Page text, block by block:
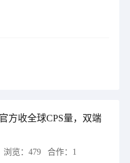
方收全球CPS量，双端
浏览： 479 合作： 1